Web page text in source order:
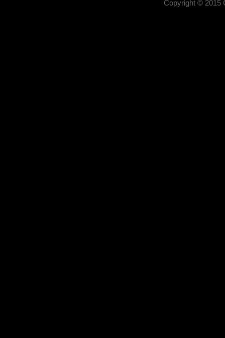
Copyright © 2015